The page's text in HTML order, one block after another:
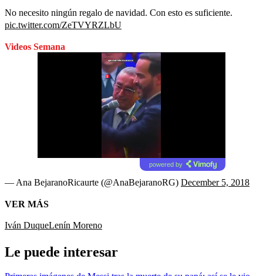
No necesito ningún regalo de navidad. Con esto es suficiente.
pic.twitter.com/ZeTVYRZLbU
Videos Semana
powered by
— Ana BejaranoRicaurte (@AnaBejaranoRG) December 5, 2018
VER MÁS
Iván DuqueLenín Moreno
Le puede interesar